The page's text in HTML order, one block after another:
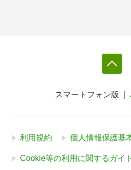
スマートフォン版
利用規約 個人情報保護基
Cookie等の利用に関するガイ